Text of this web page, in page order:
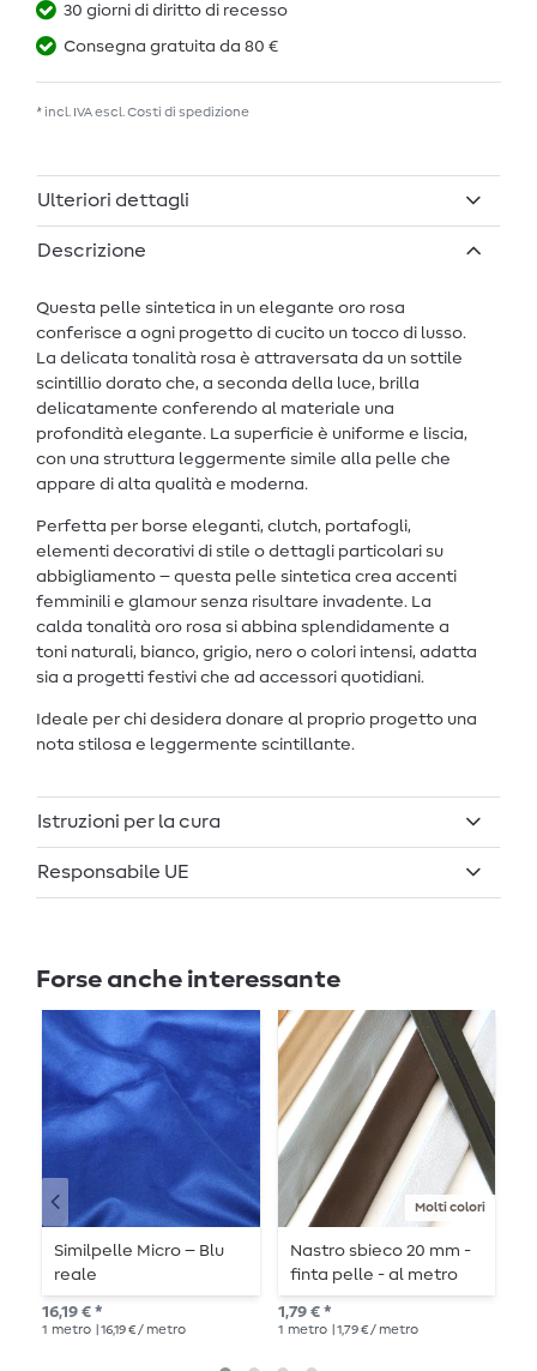
30 giorni di diritto di recesso
Consegna gratuita da 80 €
* incl. IVA escl. Costi di spedizione
Ulteriori dettagli
Descrizione
Questa pelle sintetica in un elegante oro rosa
conferisce a ogni progetto di cucito un tocco di lusso.
La delicata tonalità rosa è attraversata da un sottile
scintillio dorato che, a seconda della luce, brilla
delicatamente conferendo al materiale una
profondità elegante. La superficie è uniforme e liscia,
con una struttura leggermente simile alla pelle che
appare di alta qualità e moderna.
Perfetta per borse eleganti, clutch, portafogli,
elementi decorativi di stile o dettagli particolari su
abbigliamento – questa pelle sintetica crea accenti
femminili e glamour senza risultare invadente. La
calda tonalità oro rosa si abbina splendidamente a
toni naturali, bianco, grigio, nero o colori intensi, adatta
sia a progetti festivi che ad accessori quotidiani.
Ideale per chi desidera donare al proprio progetto una
nota stilosa e leggermente scintillante.
Istruzioni per la cura
Responsabile UE
Forse anche interessante
Similpelle Micro – Blu
reale
16,19 € *
1 metro | 16,19 € / metro
Molti colori
Nastro sbieco 20 mm -
finta pelle - al metro
1,79 € *
1 metro | 1,79 € / metro